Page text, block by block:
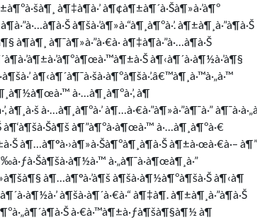
à¶‡à¶­à·’ à¶¢à¶±à¶´à·Šà¶»à·’à¶º
à¶šà·’à¶»à·“à¶¸à¶ºà·’. à¶±à¶¸à·”à¶­à·Š
à¶­à¶¸ à¶¯à¶»à·”à·€à· à¶‡à¶­à·”à·…à¶­à·Š
à¶‹à¶´à·à¶½à·’à¶§
à¶‹à¶´à¶¯à·šà·à¶ºà¶šà·’.â€™à¶¸à·™à·„à·™
à·…à¶¸à¶ºà·’, à¶
à·…à¶¸à¶ºà·’ à¶…à·€à·”à¶»à·”à¶¯à·”
à¶”à¶ºà·à¶œà·™ à·…à¶¸à¶ºà·€
à¶…à¶°à·›à¶»à·Šà¶ºà¶¸à¶­à·Š à¶±à·œà·€à·–
à·„à¶¯à·à¶œà¶¸à·”
à¶…à¶°à·’à¶š à¶šà·à¶½à¶ºà¶šà·Š à¶‹à¶
à¶šà·à¶´à·€à·“ à¶‡à¶­. à¶±à¶¸à·”à¶­à·Š
à¶ºà·„à¶´à¶­à·Š à·€à·™à¶±à·ƒà¶šà¶§à¶½ à¶